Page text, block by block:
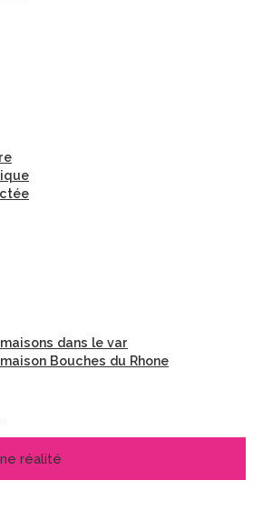
dans le var
Bouches du Rhone
réalité